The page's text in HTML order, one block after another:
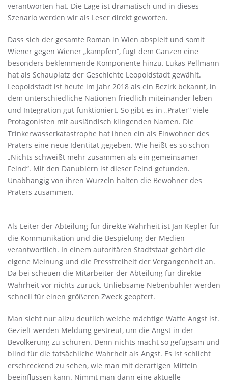
verantworten hat. Die Lage ist dramatisch und in dieses
Szenario werden wir als Leser direkt geworfen.
Dass sich der gesamte Roman in Wien abspielt und somit
Wiener gegen Wiener „kämpfen“, fügt dem Ganzen eine
besonders beklemmende Komponente hinzu. Lukas Pellmann
hat als Schauplatz der Geschichte Leopoldstadt gewählt.
Leopoldstadt ist heute im Jahr 2018 als ein Bezirk bekannt, in
dem unterschiedliche Nationen friedlich miteinander leben
und Integration gut funktioniert. So gibt es in „Prater“ viele
Protagonisten mit ausländisch klingenden Namen. Die
Trinkerwasserkatastrophe hat ihnen ein als Einwohner des
Praters eine neue Identität gegeben. Wie heißt es so schön
„Nichts schweißt mehr zusammen als ein gemeinsamer
Feind“. Mit den Danubiern ist dieser Feind gefunden.
Unabhängig von ihren Wurzeln halten die Bewohner des
Praters zusammen.
Als Leiter der Abteilung für direkte Wahrheit ist Jan Kepler für
die Kommunikation und die Bespielung der Medien
verantwortlich. In einem autoritären Stadtstaat gehört die
eigene Meinung und die Pressfreiheit der Vergangenheit an.
Da bei scheuen die Mitarbeiter der Abteilung für direkte
Wahrheit vor nichts zurück. Unliebsame Nebenbuhler werden
schnell für einen größeren Zweck geopfert.
Man sieht nur allzu deutlich welche mächtige Waffe Angst ist.
Gezielt werden Meldung gestreut, um die Angst in der
Bevölkerung zu schüren. Denn nichts macht so gefügsam und
blind für die tatsächliche Wahrheit als Angst. Es ist schlicht
erschreckend zu sehen, wie man mit derartigen Mitteln
beeinflussen kann. Nimmt man dann eine aktuelle